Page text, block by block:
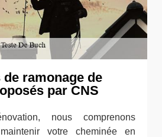
ramonage de
par CNS
nous comprenons
votre cheminée en